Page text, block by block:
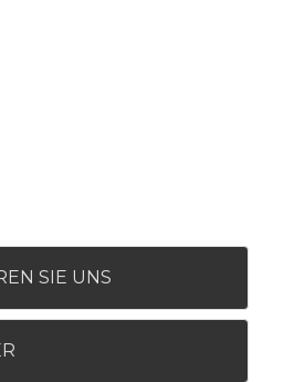
SIE UNS